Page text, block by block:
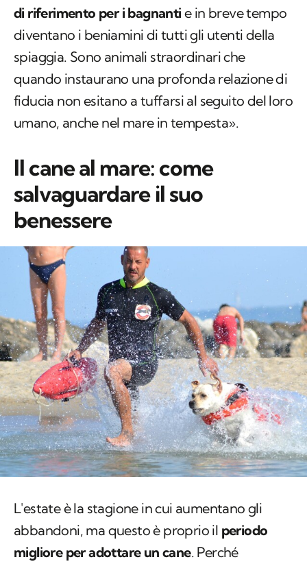
di riferimento per i bagnanti e in breve tempo
diventano i beniamini di tutti gli utenti della
spiaggia. Sono animali straordinari che
quando instaurano una profonda relazione di
fiducia non esitano a tuffarsi al seguito del loro
umano, anche nel mare in tempesta».
Il cane al mare: come
salvaguardare il suo
benessere
L'estate è la stagione in cui aumentano gli
abbandoni, ma questo è proprio il periodo
migliore per adottare un cane. Perché